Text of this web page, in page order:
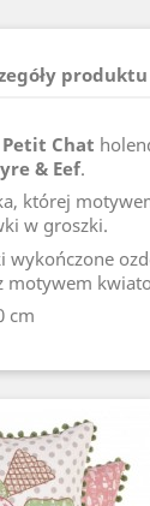
produktu
Chat
& Eef.
której
w groszki.
wykończone
motywem
cm